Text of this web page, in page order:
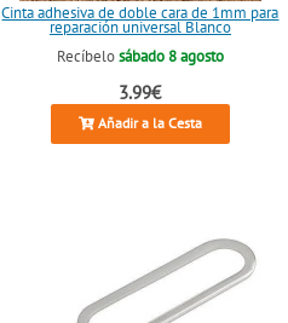
Cinta adhesiva de doble cara de 1mm para
reparación universal Blanco
Recíbelosábado 8 agosto
3.99€
Añadir a la Cesta